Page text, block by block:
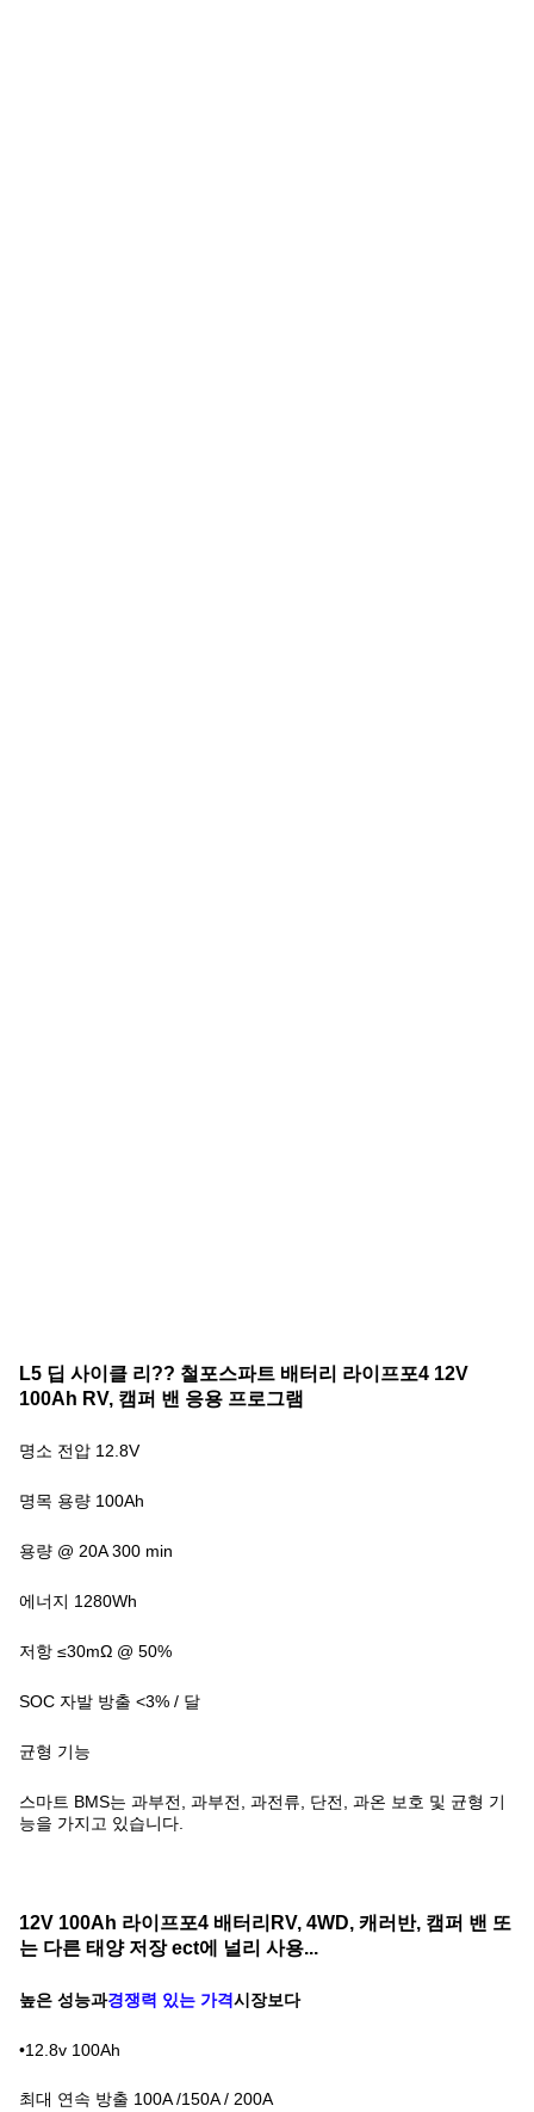
L5 딥 사이클 리?? 철포스파트 배터리 라이프포4 12V
100Ah RV, 캠퍼 밴 응용 프로그램
명소 전압 12.8V
명목 용량 100Ah
용량 @ 20A 300 min
에너지 1280Wh
저항 ≤30mΩ @ 50%
SOC 자발 방출 <3% / 달
균형 기능
스마트 BMS는 과부전, 과부전, 과전류, 단전, 과온 보호 및 균형 기
능을 가지고 있습니다.
12V 100Ah 라이프포4 배터리 RV, 4WD, 캐러반, 캠퍼 밴 또
는 다른 태양 저장 ect에 널리 사용...
높은 성능과경쟁력 있는 가격시장보다
•12.8v 100Ah
최대 연속 방출 100A /150A / 200A